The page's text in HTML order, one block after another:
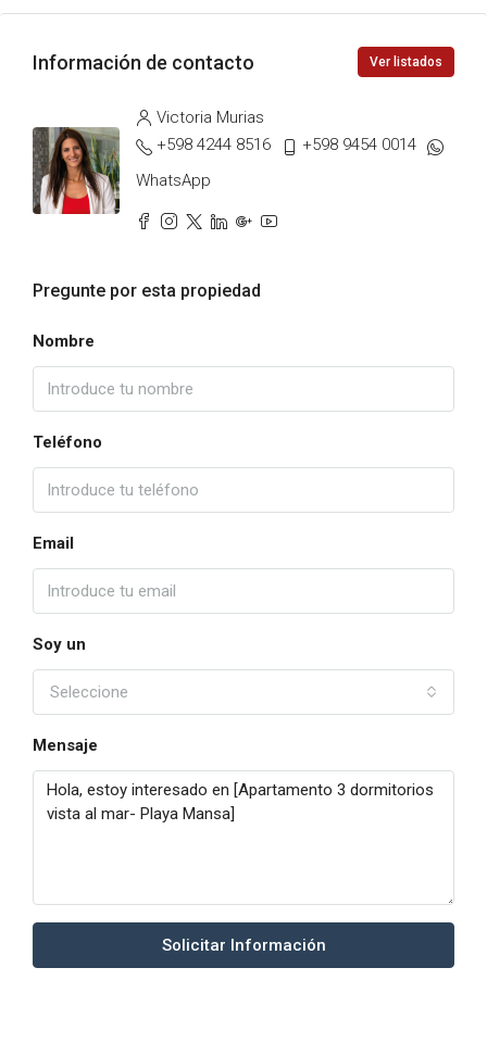
Información de contacto Ver listados
Victoria Murias
+598 4244 8516
+598 9454 0014
WhatsApp
Pregunte por esta propiedad
Nombre
Teléfono
Email
Soy un
Seleccione
Mensaje
Solicitar Información